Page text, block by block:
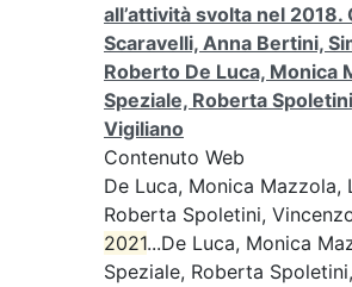
all’attività svolta nel 2018.
Scaravelli, Anna Bertini,
Roberto De Luca, Monica
Speziale, Roberta
Vigiliano
Contenuto Web
De Luca, Monica Mazzola,
Roberta Spoletini,
2021...De Luca, Monica
Speziale, Roberta